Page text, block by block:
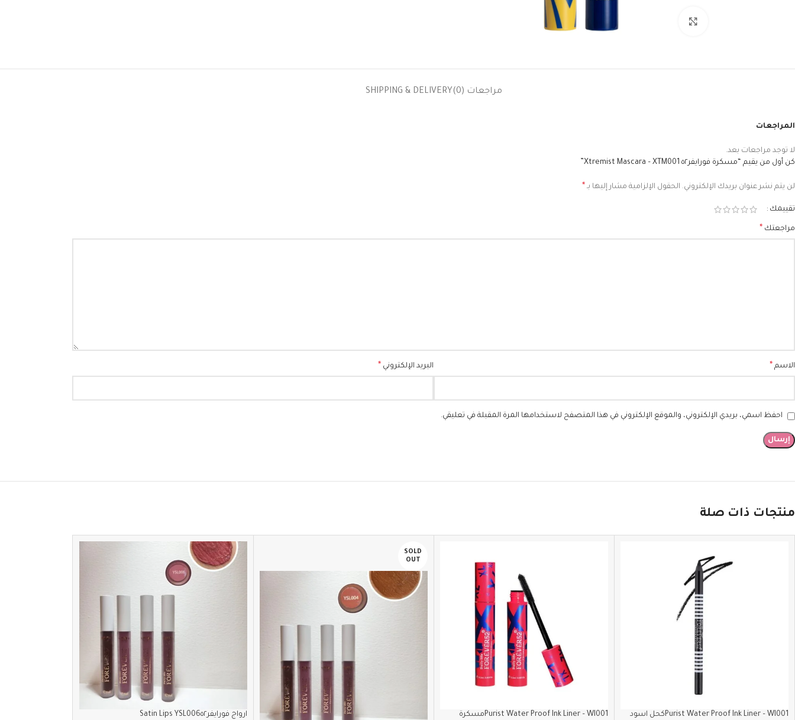
مراجعات (0) SHIPPING & DELIVERY
المراجعات
لا توجد مراجعات بعد.
كن أول من يقيم “مسكرة فورايفر٥٢ Xtremist Mascara – XTM001”
لن يتم نشر عنوان بريدك الإلكتروني. الحقول الإلزامية مشار إليها بـ *
تقييمك
مراجعتك *
الاسم * البريد الإلكتروني *
احفظ اسمي، بريدي الإلكتروني، والموقع الإلكتروني في هذا المتصفح لاستخدامها المرة المقبلة في تعليقي.
منتجات ذات صلة
Purist Water Proof Ink Liner – WI001كحل اسود Purist Water Proof Ink Liner – WI001مسكرة
SOLD
OUT
ارواج فورايفر٥٢‏Satin Lips YSL006